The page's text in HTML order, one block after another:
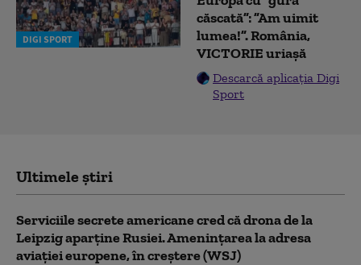
DIGI SPORT
căscată”: ”Am uimit
lumea!”. România,
VICTORIE uriașă
Descarcă aplicația Digi
Sport
Ultimele știri
Serviciile secrete americane cred că drona de la
Leipzig aparține Rusiei. Amenințarea la adresa
aviației europene, în creștere (WSJ)